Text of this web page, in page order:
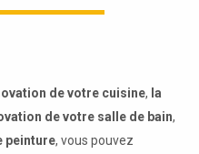
de votre cuisine, la
de votre salle de bain,
peinture, vous pouvez